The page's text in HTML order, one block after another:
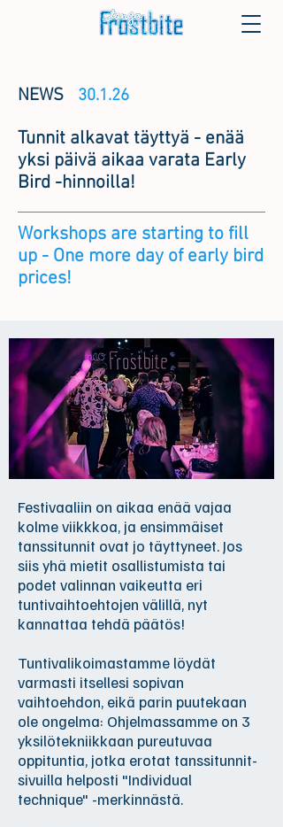
NEWS 30.1.26
Tunnit alkavat täyttyä - enää
yksi päivä aikaa varata Early
Bird -hinnoilla!
Workshops are starting to fill
up - One more day of early bird
prices!
Festivaaliin on aikaa enää vajaa
kolme viikkkoa, ja ensimmäiset
tanssitunnit ovat jo täyttyneet. Jos
siis yhä mietit osallistumista tai
podet valinnan vaikeutta eri
tuntivaihtoehtojen välillä, nyt
kannattaa tehdä päätös!
Tuntivalikoimastamme löydät
varmasti itsellesi sopivan
vaihtoehdon, eikä parin puutekaan
ole ongelma: Ohjelmassamme on 3
yksilötekniikkaan pureutuvaa
oppituntia, jotka erotat tanssitunnit-
sivuilla helposti "Individual
technique" -merkinnästä.